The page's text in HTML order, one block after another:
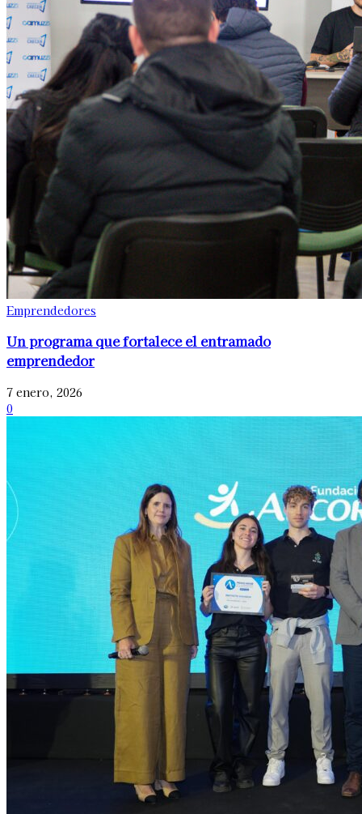
Emprendedores
Un programa que fortalece el entramado
emprendedor
7 enero, 2026
0